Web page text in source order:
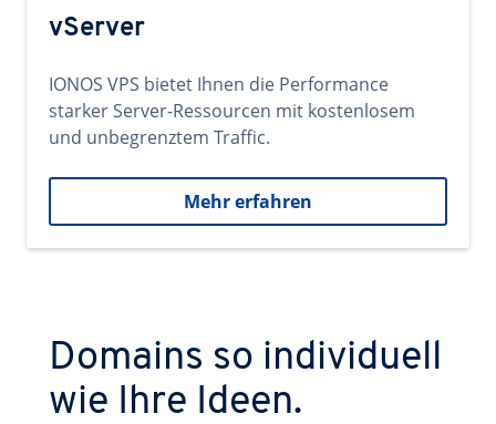
vServer
IONOS VPS bietet Ihnen die Performance
starker Server-Ressourcen mit kostenlosem
und unbegrenztem Traffic.
Mehr erfahren
Domains so individuell
wie Ihre Ideen.